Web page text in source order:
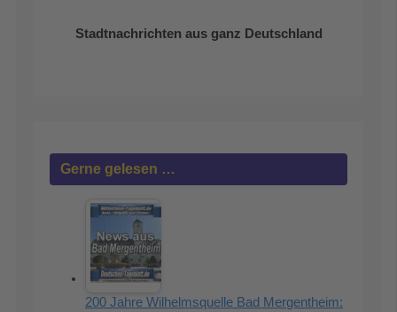
Stadtnachrichten aus ganz Deutschland
Gerne gelesen …
200 Jahre Wilhelmsquelle Bad Mergentheim: